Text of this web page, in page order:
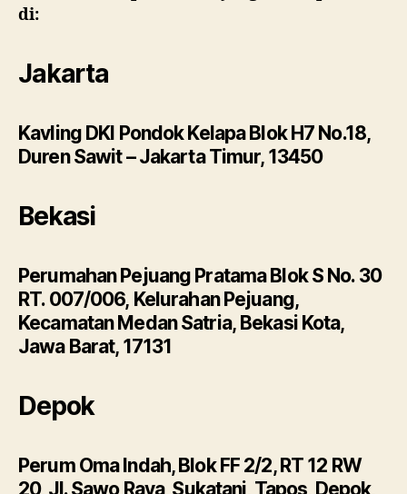
di:
Jakarta
Kavling DKI Pondok Kelapa Blok H7 No.18,
Duren Sawit – Jakarta Timur, 13450
Bekasi
Perumahan Pejuang Pratama Blok S No. 30
RT. 007/006, Kelurahan Pejuang,
Kecamatan Medan Satria, Bekasi Kota,
Jawa Barat, 17131
Depok
Perum Oma Indah, Blok FF 2/2, RT 12 RW
20, Jl. Sawo Raya, Sukatani, Tapos, Depok,